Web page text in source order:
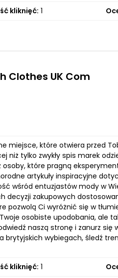
kliknięć: 1
Clothes UK Com
miejsce, które otwiera przed
tylko zwykły spis marek
które pragną
artykuły inspiracyjne
wśród entuzjastów mody w
decyzji zakupowych
pozwolą Ci wyróżnić się w
osobiste upodobania, ale
naszą stronę i zanurz
wybiegach, śledź
kliknięć: 1